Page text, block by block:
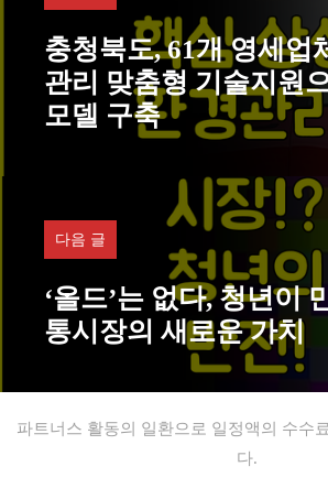
충청북도, 61개 영세업
관리 맞춤형 기술지원
모델 구축
다음 글
‘올드’는 없다, 청년이
통시장의 새로운 가치
파트너스 활동의 일환으로 일정액의 수수
다.